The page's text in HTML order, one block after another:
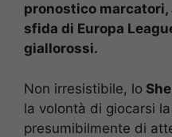
pronostico
sfida di Europa
giallorossi.
Non irresistibile, lo
la volontà di giocarsi
presumibilmente di